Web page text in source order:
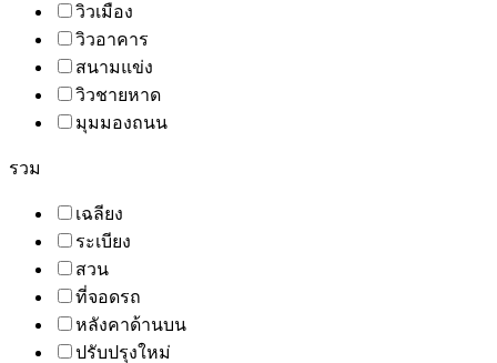
วิวเมือง
วิวอาคาร
สนามแข่ง
วิวชายหาด
มุมมองถนน
รวม
เฉลียง
ระเบียง
สวน
ที่จอดรถ
หลังคาด้านบน
ปรับปรุงใหม่